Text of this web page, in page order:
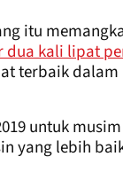
itu
dua kali lipat
terbaik
untuk
yang lebih